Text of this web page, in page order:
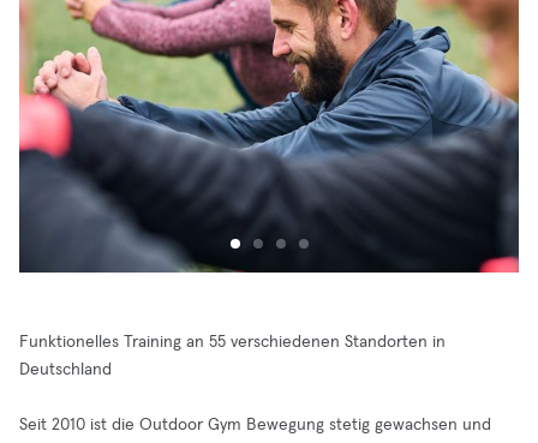
Funktionelles Training an 55 verschiedenen Standorten in
Deutschland
Seit 2010 ist die Outdoor Gym Bewegung stetig gewachsen und